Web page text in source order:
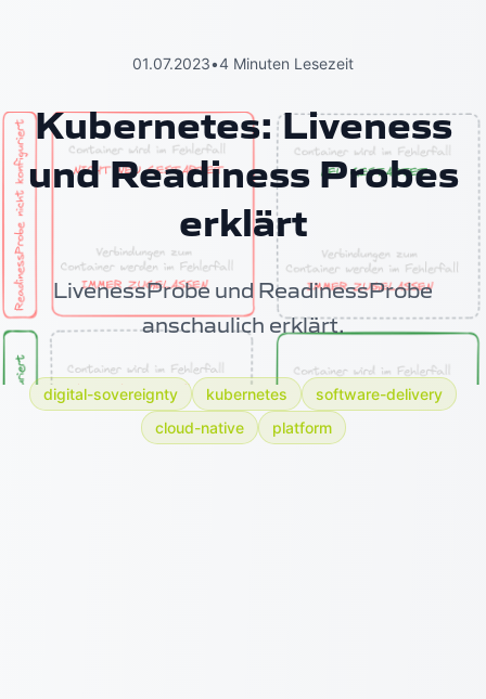
01.07.2023•4 Minuten Lesezeit
Kubernetes: Liveness
und Readiness Probes
erklärt
LivenessProbe und ReadinessProbe
anschaulich erklärt.
digital-sovereignty kubernetes
software-delivery
cloud-native
platform